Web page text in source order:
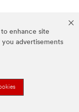
enhance site
you advertisements
van 3M.